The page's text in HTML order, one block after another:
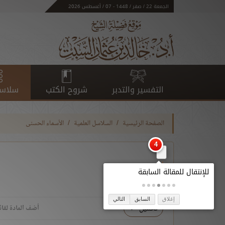
الجمعة 22 / صفر / 1448 - 07 / أغسطس 2026
التفسير والتدبر شروح الكتب
الصفحة الرئيسية السلاسل العلمية الأسماء الحسنى
تحميل أضف المادة
إغلاق السابق التالي